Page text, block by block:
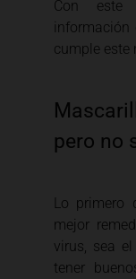
Con este
información
cumple este
pero no
Lo primero
mejor
virus, sea
tener